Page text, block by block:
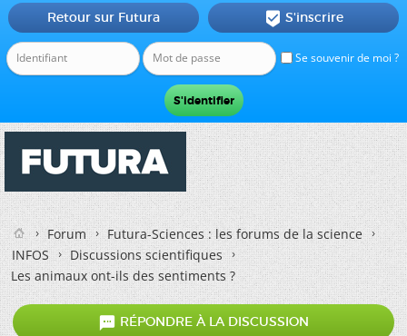
Se souvenir de moi ?
Retour sur Futura  S'inscrire
Forum
Futura-Sciences : les forums de la science
INFOS
Discussions scientifiques
Les animaux ont-ils des sentiments ?
 RÉPONDRE À LA DISCUSSION